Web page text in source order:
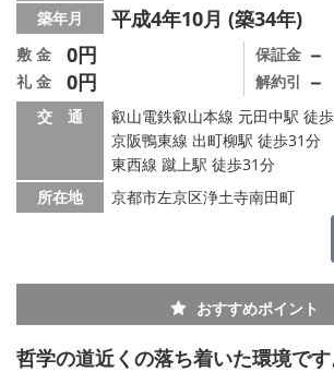
会社概要
メールでお問い合わせ
築年月 平成4年10月 (築34年)
敷 金 0円
礼 金 0円
保証金 －
解約引 －
交 通
叡山電鉄叡山本線 元田中駅 徒
京阪鴨東線 出町柳駅 徒歩31分
東西線 蹴上駅 徒歩31分
所在地
京都市左京区浄土寺南田町
おすすめポイント
哲学の道近くの落ち着いた環境です